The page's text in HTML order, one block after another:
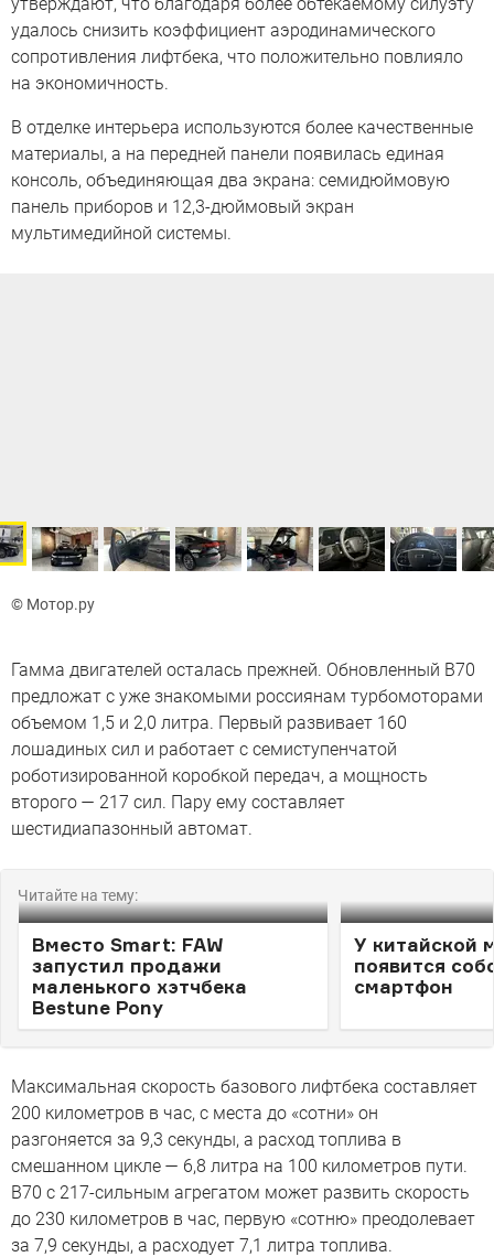
удалось снизить коэффициент аэродинамического
сопротивления лифтбека, что положительно повлияло
на экономичность.
В отделке интерьера используются более качественные
материалы, а на передней панели появилась единая
консоль, объединяющая два экрана: семидюймовую
панель приборов и 12,3-дюймовый экран
мультимедийной системы.
© Мотор.ру
Гамма двигателей осталась прежней. Обновленный B70
предложат с уже знакомыми россиянам турбомоторами
объемом 1,5 и 2,0 литра. Первый развивает 160
лошадиных сил и работает с семиступенчатой
роботизированной коробкой передач, а мощность
второго — 217 сил. Пару ему составляет
шестидиапазонный автомат.
Читайте на тему:
Вместо Smart: FAW
запустил продажи
маленького хэтчбека
Bestune Pony
У китайской
появится
смартфон
Максимальная скорость базового лифтбека составляет
200 километров в час, с места до «сотни» он
разгоняется за 9,3 секунды, а расход топлива в
смешанном цикле — 6,8 литра на 100 километров пути.
B70 с 217-сильным агрегатом может развить скорость
до 230 километров в час, первую «сотню» преодолевает
за 7,9 секунды, а расходует 7,1 литра топлива.